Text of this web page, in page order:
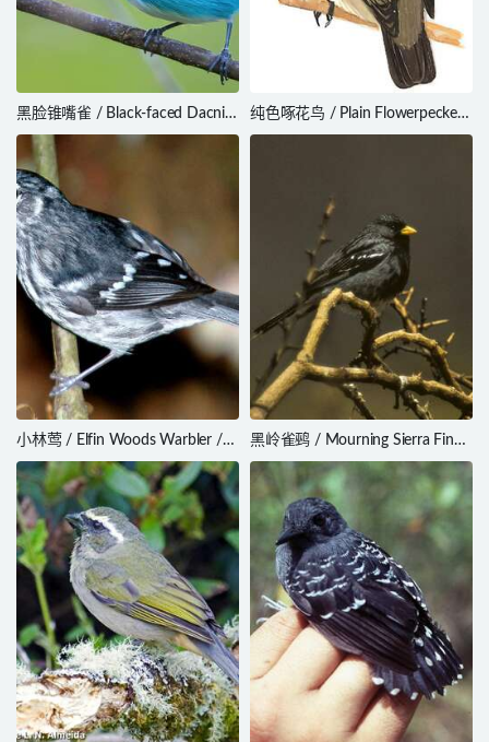
黑脸锥嘴雀 / Black-faced Dacnis
/ Dacnis lineata
纯色啄花鸟 / Plain Flowerpecker
/ Dicaeum minullum
小林莺 / Elfin Woods Warbler /
Setophaga angelae
黑岭雀鹀 / Mourning Sierra Finch
/ Rhopospina fruticeti